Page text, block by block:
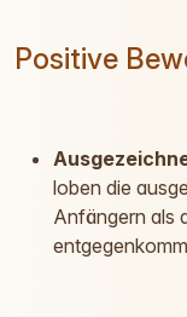
Positive
loben die
Anfängern als